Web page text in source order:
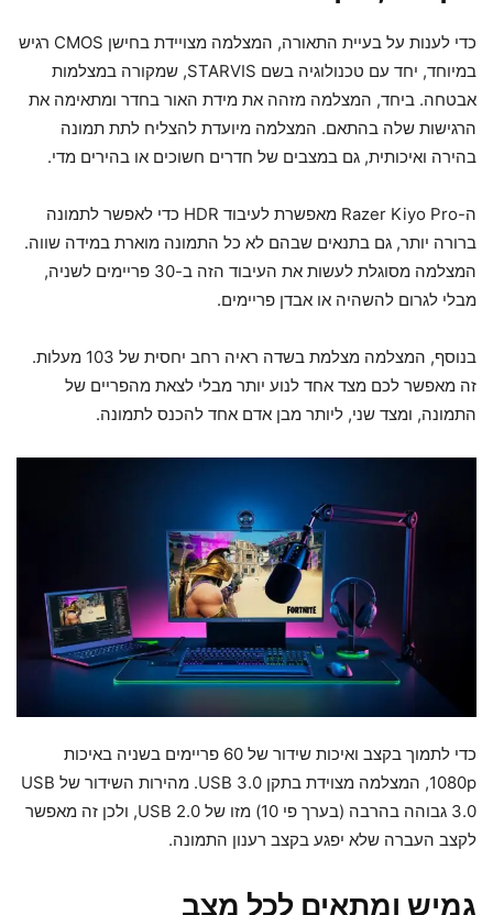
כדי לענות על בעיית התאורה, המצלמה מצויידת בחישן CMOS רגיש
במיוחד, יחד עם טכנולוגיה בשם STARVIS, שמקורה במצלמות
אבטחה. ביחד, המצלמה מזהה את מידת האור בחדר ומתאימה את
הרגישות שלה בהתאם. המצלמה מיועדת להצליח לתת תמונה
בהירה ואיכותית, גם במצבים של חדרים חשוכים או בהירים מדי.
ה-Razer Kiyo Pro מאפשרת לעיבוד HDR כדי לאפשר לתמונה
ברורה יותר, גם בתנאים שבהם לא כל התמונה מוארת במידה שווה.
המצלמה מסוגלת לעשות את העיבוד הזה ב-30 פריימים לשניה,
מבלי לגרום להשהיה או אבדן פריימים.
בנוסף, המצלמה מצלמת בשדה ראיה רחב יחסית של 103 מעלות.
זה מאפשר לכם מצד אחד לנוע יותר מבלי לצאת מהפריים של
התמונה, ומצד שני, ליותר מבן אדם אחד להכנס לתמונה.
כדי לתמוך בקצב ואיכות שידור של 60 פריימים בשניה באיכות
1080p, המצלמה מצוידת בתקן USB 3.0. מהירות השידור של USB
3.0 גבוהה בהרבה (בערך פי 10) מזו של USB 2.0, ולכן זה מאפשר
לקצב העברה שלא יפגע בקצב רענון התמונה.
גמיש ומתאים לכל מצב